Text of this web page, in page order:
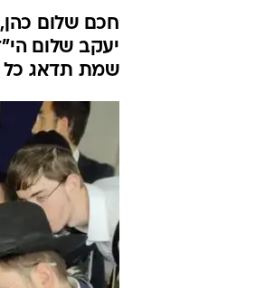
חכם שלום
יעקב שלום
שמת תדאג כל